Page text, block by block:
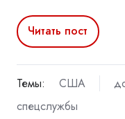
Читать пост
Темы: США
спецслужбы